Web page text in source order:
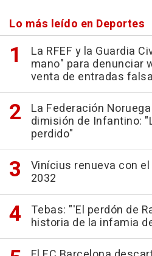
Lo más leído en Deportes
La RFEF y la Guardia
mano" para denunciar
venta de entradas
La Federación
dimisión de Infantino:
perdido"
Vinícius renueva con
2032
Tebas: "'El perdón de
historia de la infamia